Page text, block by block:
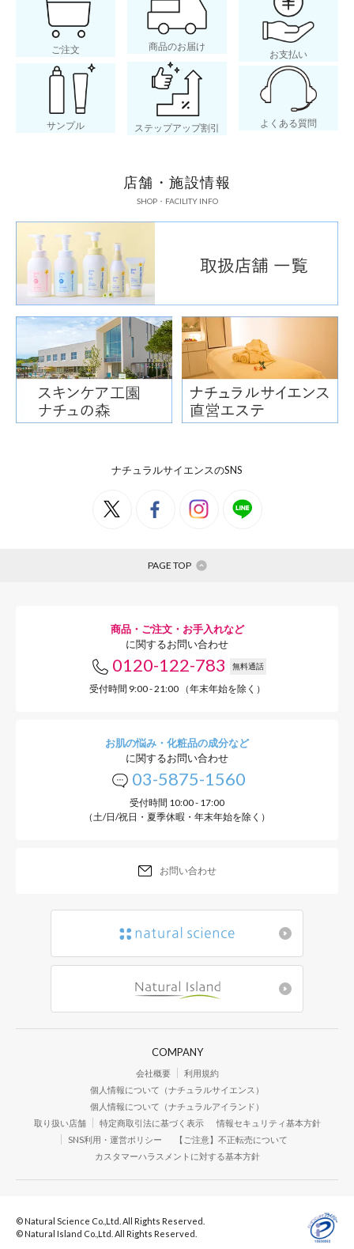
ゲンチアナ根
エキス
ビフィズス菌
発酵エキス
パーフェクトサンスク
リア機能を高め、
強烈な紫外線・乾燥・汗
刺激から肌を守ってくれ
ご注文 商品のお届け
お支払い
サンプル ステップアップ割引 よくある質問
店舗・施設情報
SHOP・FACILITY INFO
ナチュラルサイエンスのSNS
PAGE TOP
商品・ご注文・お手入れなど
に関するお問い合わせ
0120-122-783 無料通話
受付時間 9:00 - 21:00 （年末年始を除く）
お肌の悩み・化粧品の成分など
に関するお問い合わせ
03-5875-1560
受付時間 10:00 - 17:00
（土/日/祝日・夏季休暇・年末年始を除く）
お問い合わせ
COMPANY
会社概要
利用規約
個人情報について（ナチュラルサイエンス）
個人情報について（ナチュラルアイランド）
取り扱い店舗
特定商取引法に基づく表示
情報セキュリティ基本方針
SNS利用・運営ポリシー
【ご注意】不正転売について
カスタマーハラスメントに対する基本方針
© Natural Science Co.,Ltd. All Rights Reserved.
© Natural Island Co.,Ltd. All Rights Reserved.